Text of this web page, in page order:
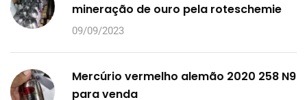
mineração de ouro pela roteschemie
09/09/2023
Mercúrio vermelho alemão 2020 258 N9
para venda